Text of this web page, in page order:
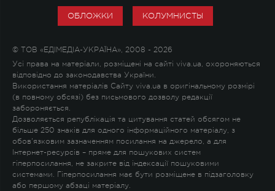
ОБЛОЖКИ КОЛУМНИСТЫ
© ТОВ «ЕДІМЕДІА-УКРАЇНА», 2008 - 2026
Усі права на матеріали, розміщені на сайті viva.ua, охороняються
відповідно до законодавства України.
Використання матеріалів Сайту viva.ua в оригінальному розмірі
(в повному обсязі) без письмового дозволу редакції
забороняється.
Дозволяється републікація та цитування статей обсягом не
більше 250 знаків для одного інформаційного матеріалу, з
обов'язковим зазначенням посилання на джерело, а для
Інтернет-ресурсів – пряме для пошукових систем
гіперпосилання, не закрите від індексації пошуковими
системами. Гіперпосилання має бути розміщене в підзаголовку
або першому абзаці матеріалу.